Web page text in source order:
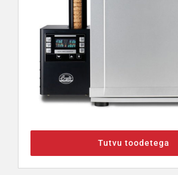
Tutvu toodetega